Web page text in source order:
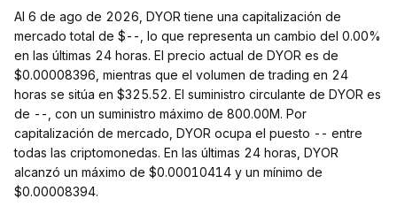
Al 6 de ago de 2026, DYOR tiene una capitalización de
mercado total de $--, lo que representa un cambio del 0.00%
en las últimas 24 horas. El precio actual de DYOR es de
$0.00008396, mientras que el volumen de trading en 24
horas se sitúa en $325.52. El suministro circulante de DYOR es
de --, con un suministro máximo de 800.00M. Por
capitalización de mercado, DYOR ocupa el puesto -- entre
todas las criptomonedas. En las últimas 24 horas, DYOR
alcanzó un máximo de $0.00010414 y un mínimo de
$0.00008394.